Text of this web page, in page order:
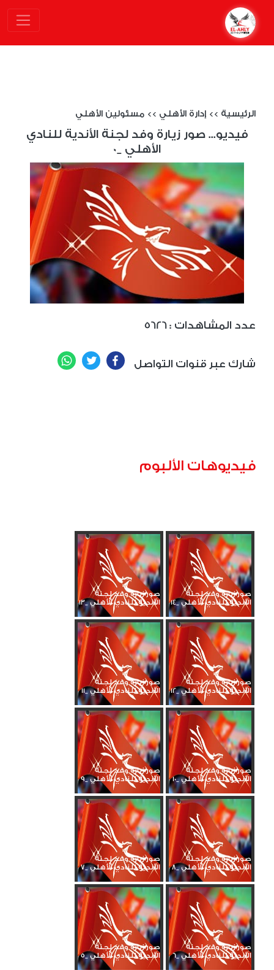
الرئيسية >> إدارة الأهلي >> مسئولين الأهلي
فيديو... صور زيارة وفد لجنة الأندية للنادي
الأهلي _0
5626 : عدد المشاهدات
شارك عبر قنوات التواصل Facebook
Twitter
فيديوهات الألبوم
صور زيارة وفد لجنة
الأندية للنادي الأهلي _14
صور زيارة وفد لجنة
الأندية للنادي الأهلي _13
صور زيارة وفد لجنة
الأندية للنادي الأهلي _12
صور زيارة وفد لجنة
الأندية للنادي الأهلي _11
صور زيارة وفد لجنة
الأندية للنادي الأهلي _10
صور زيارة وفد لجنة
الأندية للنادي الأهلي _9
صور زيارة وفد لجنة
الأندية للنادي الأهلي _8
صور زيارة وفد لجنة
الأندية للنادي الأهلي _7
صور زيارة وفد لجنة
الأندية للنادي الأهلي _6
صور زيارة وفد لجنة
الأندية للنادي الأهلي _5